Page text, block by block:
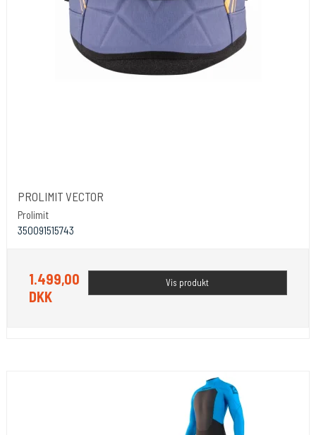
PROLIMIT VECTOR
Prolimit
350091515743
1.499,00
DKK
Vis produkt